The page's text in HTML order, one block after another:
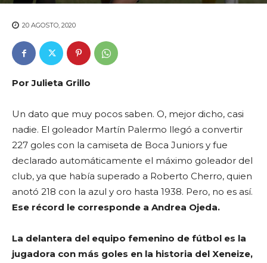
20 AGOSTO, 2020
Por Julieta Grillo
Un dato que muy pocos saben. O, mejor dicho, casi
nadie. El goleador Martín Palermo llegó a convertir
227 goles con la camiseta de Boca Juniors y fue
declarado automáticamente el máximo goleador del
club, ya que había superado a Roberto Cherro, quien
anotó 218 con la azul y oro hasta 1938. Pero, no es así.
Ese récord le corresponde a Andrea Ojeda.
La delantera del equipo femenino de fútbol es la
jugadora con más goles en la historia del Xeneize,